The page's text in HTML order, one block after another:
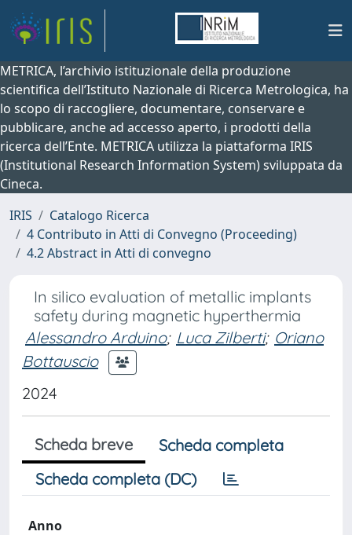
METRICA, l’archivio istituzionale della produzione
scientifica dell’Istituto Nazionale di Ricerca Metrologica, ha
lo scopo di raccogliere, documentare, conservare e
pubblicare, anche ad accesso aperto, i prodotti della
ricerca dell’Ente. METRICA utilizza la piattaforma IRIS
(Institutional Research Information System) sviluppata da
Cineca.
IRIS
Catalogo Ricerca
4 Contributo in Atti di Convegno (Proceeding)
4.2 Abstract in Atti di convegno
In silico evaluation of metallic implants
safety during magnetic hyperthermia
Alessandro Arduino; Luca Zilberti; Oriano
Bottauscio
2024
Scheda breve
Scheda completa
Scheda completa (DC)
Anno